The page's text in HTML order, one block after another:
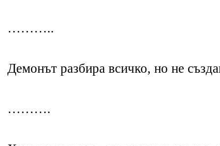
………..
Демонът разбира всичко, но не
……….